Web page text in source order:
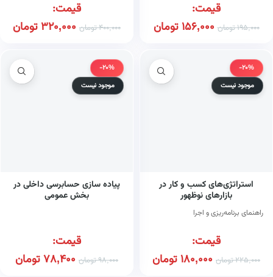
قیمت:
195,000تومان 156,000تومان
قیمت:
400,000تومان 320,000تومان
-20%
موجود نیست
استراتژی‌های کسب و کار در
بازارهای نوظهور
راهنمای برنامه‌ریزی و اجرا
قیمت:
225,000تومان 180,000تومان
-20%
موجود نیست
پیاده سازی حسابرسی داخلی در
بخش عمومی
قیمت:
98,000تومان 78,400تومان